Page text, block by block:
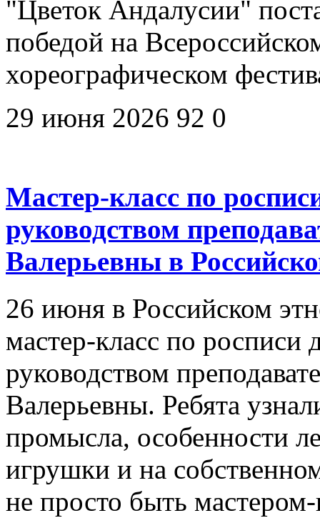
"Цветок Андалусии"
победой на
хореографическом
29 июня 2026 92 0
Мастер-класс по
руководством
Валерьевны в
26 июня в Российском
мастер-класс по
руководством
Валерьевны. Ребята
промысла, особенности
игрушки и на
не просто быть